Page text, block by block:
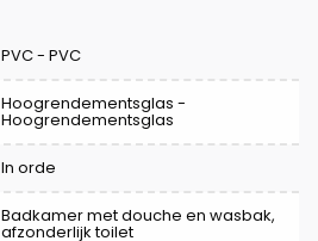
PVC - PVC
Hoogrendementsglas -
Hoogrendementsglas
In orde
Badkamer met douche en wasbak,
afzonderlijk toilet